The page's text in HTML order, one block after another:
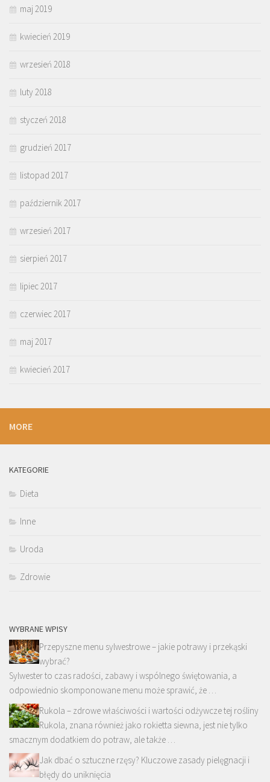
maj 2019
kwiecień 2019
wrzesień 2018
luty 2018
styczeń 2018
grudzień 2017
listopad 2017
październik 2017
wrzesień 2017
sierpień 2017
lipiec 2017
czerwiec 2017
maj 2017
kwiecień 2017
MORE
KATEGORIE
Dieta
Inne
Uroda
Zdrowie
WYBRANE WPISY
Przepyszne menu sylwestrowe – jakie potrawy i przekąski
wybrać?
Sylwester to czas radości, zabawy i wspólnego świętowania, a
odpowiednio skomponowane menu może sprawić, że …
Rukola – zdrowe właściwości i wartości odżywcze tej rośliny
Rukola, znana również jako rokietta siewna, jest nie tylko
smacznym dodatkiem do potraw, ale także …
Jak dbać o sztuczne rzęsy? Kluczowe zasady pielęgnacji i
błędy do uniknięcia